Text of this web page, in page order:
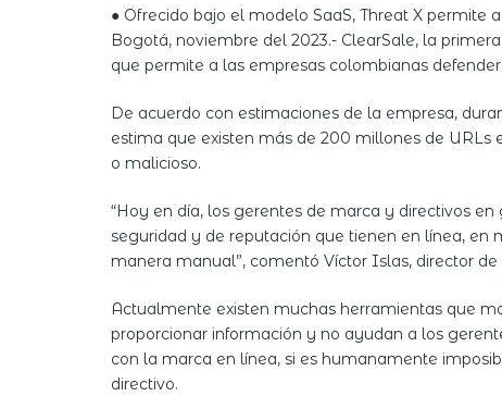
● Ofrecido bajo el modelo SaaS, Threat X permite
Bogotá, noviembre del 2023.- ClearSale, la
que permite a las empresas colombianas
De acuerdo con estimaciones de la empresa,
estima que existen más de 200 millones de URLs
o malicioso.
“Hoy en día, los gerentes de marca y directivos
seguridad y de reputación que tienen en línea, en
manera manual”, comentó Víctor Islas, director
Actualmente existen muchas herramientas que
proporcionar información y no ayudan a los
con la marca en línea, si es humanamente
directivo.